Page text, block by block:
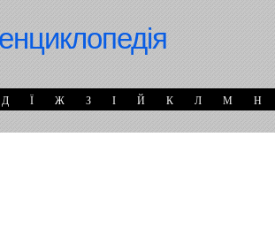
Д Ї Ж З І Й К Л М Н